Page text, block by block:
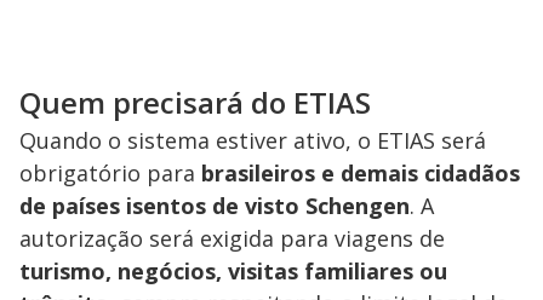
Quem precisará do ETIAS
Quando o sistema estiver ativo, o ETIAS será
obrigatório para brasileiros e demais cidadãos
de países isentos de visto Schengen. A
autorização será exigida para viagens de
turismo, negócios, visitas familiares ou